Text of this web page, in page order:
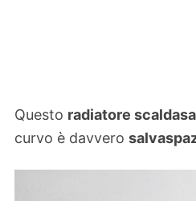
Questo radiatore
curvo è davvero